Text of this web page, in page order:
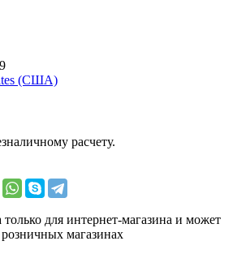
(США)
расчету.
для интернет-магазина и может
магазинах